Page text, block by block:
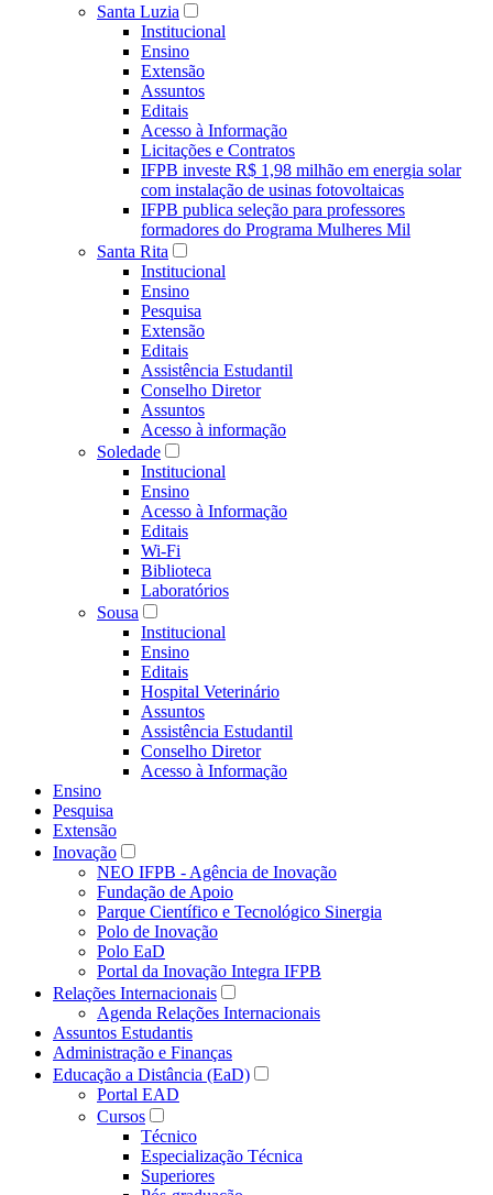
Santa Luzia
Institucional
Ensino
Extensão
Assuntos
Editais
Acesso à Informação
Licitações e Contratos
IFPB investe R$ 1,98 milhão em energia solar
com instalação de usinas fotovoltaicas
IFPB publica seleção para professores
formadores do Programa Mulheres Mil
Santa Rita
Institucional
Ensino
Pesquisa
Extensão
Editais
Assistência Estudantil
Conselho Diretor
Assuntos
Acesso à informação
Soledade
Institucional
Ensino
Acesso à Informação
Editais
Wi-Fi
Biblioteca
Laboratórios
Sousa
Institucional
Ensino
Editais
Hospital Veterinário
Assuntos
Assistência Estudantil
Conselho Diretor
Acesso à Informação
Ensino
Pesquisa
Extensão
Inovação
NEO IFPB - Agência de Inovação
Fundação de Apoio
Parque Científico e Tecnológico Sinergia
Polo de Inovação
Polo EaD
Portal da Inovação Integra IFPB
Relações Internacionais
Agenda Relações Internacionais
Assuntos Estudantis
Administração e Finanças
Educação a Distância (EaD)
Portal EAD
Cursos
Técnico
Especialização Técnica
Superiores